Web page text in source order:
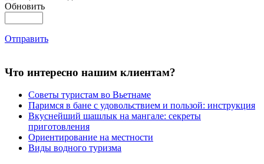
Обновить
Отправить
Что интересно нашим клиентам?
Советы туристам во Вьетнаме
Паримся в бане с удовольствием и пользой: инструкция
Вкуснейший шашлык на мангале: секреты
приготовления
Ориентирование на местности
Виды водного туризма